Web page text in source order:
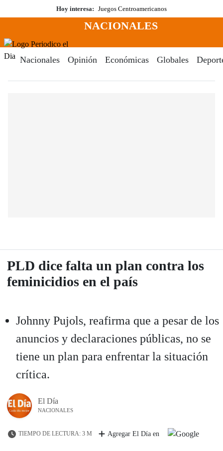
al
Hoy interesa: Juegos Centroamericanos
Menú
NACIONALES
Nacionales Opinión Económicas Globales
PLD dice falta un plan contra los
feminicidios en el país
Johnny Pujols, reafirma que a pesar de los
anuncios y declaraciones públicas, no se
tiene un plan para enfrentar la situación
crítica.
El Día
NACIONALES
TIEMPO DE LECTURA: 3 M Agregar El Día en